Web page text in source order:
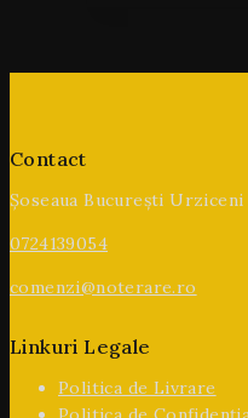
Contact
Șoseaua București Urziceni
0724139054
comenzi@noterare.ro
Linkuri Legale
Politica de Livrare